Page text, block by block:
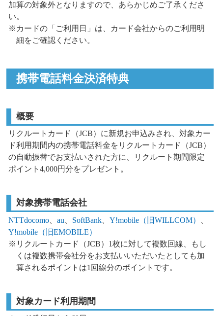
加算の対象外となりますので、あらかじめご了承くださ
い。
※カードの「ご利用日」は、カード会社からのご利用明
細をご確認ください。
携帯電話料金決済特典
概要
リクルートカード（JCB）に新規お申込みされ、対象カー
ド利用期間内の携帯電話料金をリクルートカード（JCB）
の自動振替でお支払いされた方に、
リクルート期間限定
ポイント4,000円分をプレゼント。
対象携帯電話会社
NTTdocomo 、au SoftBank 、Y!mobile（旧WILLCOM）
Y!mobile（旧EMOBILE）
※リクルートカード（JCB）1枚に対して複数回線、もし
くは複数携帯会社分をお支払いいただいたとしても加
算されるポイントは1回線分のポイントです。
対象カード利用期間